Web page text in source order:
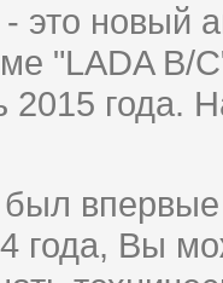
это новый
"LADA B/
2015 года.
был
года, Вы